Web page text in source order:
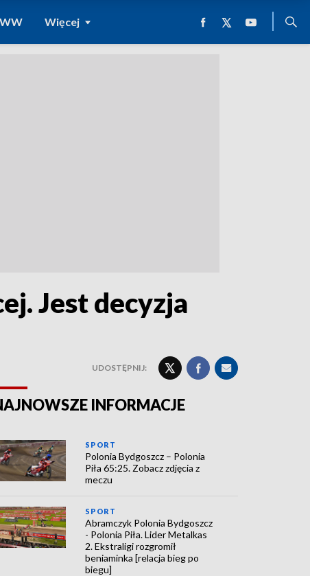
Więcej
Jest decyzja
UDOSTĘPNIJ:
INFORMACJE
SPORT
Polonia Bydgoszcz – Polonia
Piła 65:25. Zobacz zdjęcia z
meczu
SPORT
Abramczyk Polonia Bydgoszcz
- Polonia Piła. Lider Metalkas
2. Ekstraligi rozgromił
beniaminka [relacja bieg po
biegu]